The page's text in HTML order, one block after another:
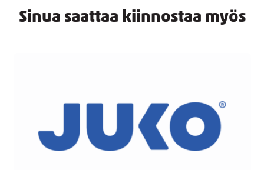
Sinua saattaa kiinnostaa myös